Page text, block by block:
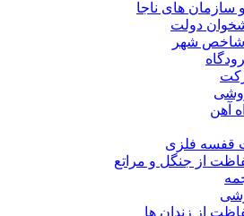
و سازمان های ناجا
دولت
شاخص شهر
آهن
قفسه فلزی
از جنگل و مراتع
از زندان ها